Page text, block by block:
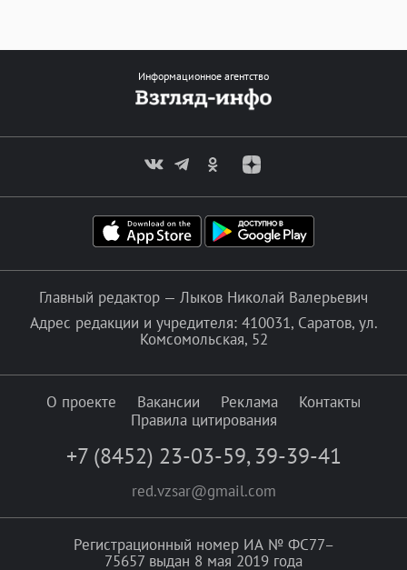
Информационное агентство
Главный редактор — Лыков Николай Валерьевич
Адрес редакции и учредителя: 410031, Саратов, ул.
Комсомольская, 52
О проекте Вакансии Реклама
Контакты
Правила цитирования
+7 (8452) 23-03-59, 39-39-41
red.vzsar@gmail.com
Регистрационный номер ИА № ФС77–
75657 выдан 8 мая 2019 года